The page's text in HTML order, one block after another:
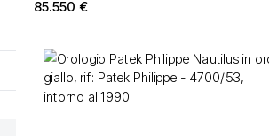
85.550 €